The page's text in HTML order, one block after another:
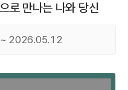
로 만나는 나와 당신
2026.05.12